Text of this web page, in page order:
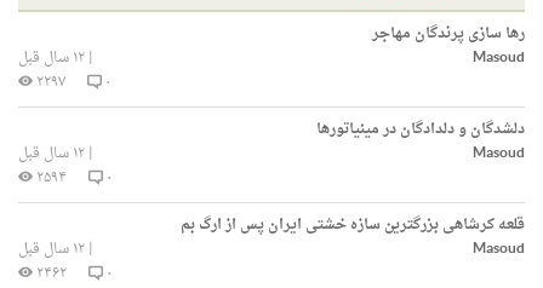
رها سازی پرندگان مهاجر
Masoud
|۱۲ سال قبل
۰
۲۲۹۷
دلشدگان و دلدادگان در مینیاتورها
Masoud
|۱۲ سال قبل
۰
۲۵۹۴
قلعه کرشاهی بزرگترین سازه‌ خشتی ایران پس از ارگ بم
Masoud
|۱۲ سال قبل
۰
۲۴۶۲